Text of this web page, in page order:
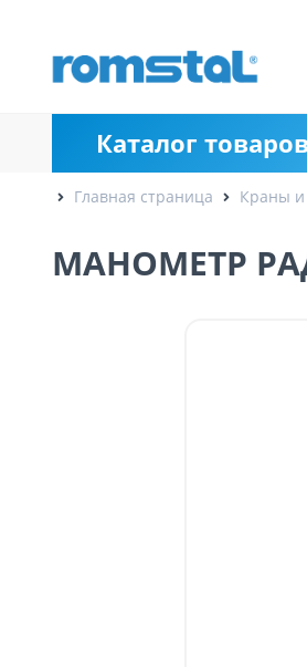
Каталог
Главная страница Краны
МАНОМЕТР